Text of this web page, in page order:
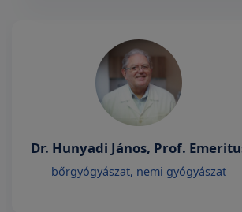
Dr. Hunyadi János, Prof.
bőrgyógyászat, nemi gyógyászat